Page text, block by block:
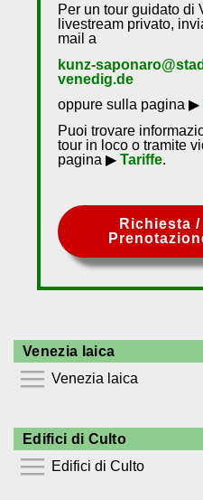
Per un tour guidato di
livestream privato,
mail a
kunz-
venedig.de
oppure sulla pagina ▶
Puoi trovare
tour in loco o tramite
pagina ▶ Tariffe.
Richiesta /
Venezia laica
Venezia laica
Accademia
Canal Grande
Edifici di Culto
Edifici di Culto